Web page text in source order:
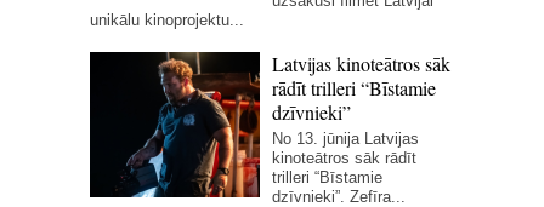
unikālu kinoprojektu...
Latvijas kinoteātros sāk
rādīt trilleri “Bīstamie
dzīvnieki”
No 13. jūnija Latvijas
kinoteātros sāk rādīt
trilleri “Bīstamie
dzīvnieki”. Zefīra...